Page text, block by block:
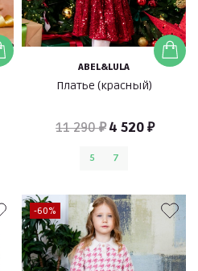
ABEL&LULA
Платье (красный)
11 290 ₽ 4 520 ₽
5 7
-60%